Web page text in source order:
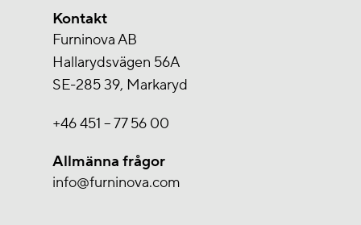
Kontakt
Furninova AB
Hallarydsvägen 56A
SE-285 39, Markaryd
+46 451 – 77 56 00
Allmänna frågor
info@furninova.com